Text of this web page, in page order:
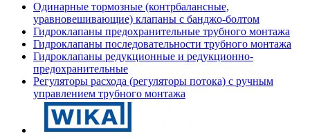
Одинарные тормозные (контрбалансные,
уравновешивающие) клапаны с банджо-болтом
Гидроклапаны предохранительные трубного монтажа
Гидроклапаны последовательности трубного монтажа
Гидроклапаны редукционные и редукционно-
предохранительные
Регуляторы расхода (регуляторы потока) с ручным
управлением трубного монтажа